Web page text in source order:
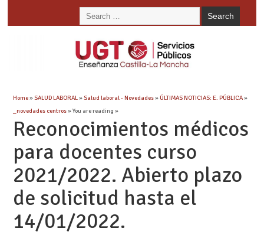
Home»SALUD LABORAL»Salud laboral - Novedades»ÚLTIMAS NOTICIAS: E. PÚBLICA»
_novedades centros» You are reading »
Reconocimientos médicos
para docentes curso
2021/2022. Abierto plazo
de solicitud hasta el
14/01/2022.